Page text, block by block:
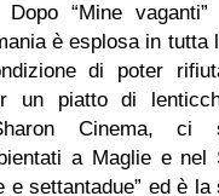
“Mine
è esplosa in tutta
di poter
un piatto di
Cinema, ci
a Maglie e
e settantadue” ed è